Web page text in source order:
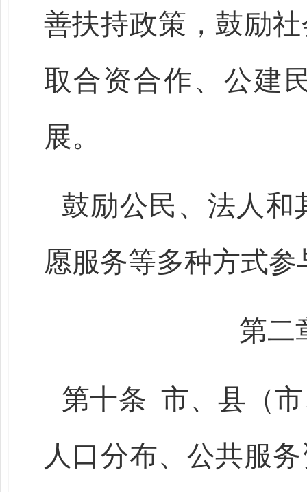
善扶持政策，鼓励
取合资合作、公建
展。
鼓励公民、法人和
愿服务等多种方式
第二
第十条 市、县（
人口分布、公共服